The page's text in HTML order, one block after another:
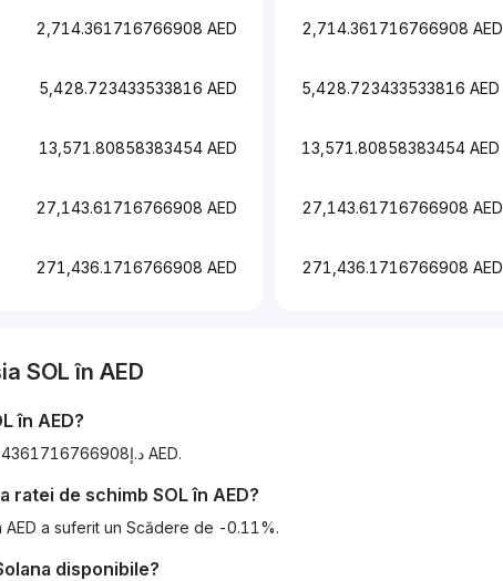
2,714.361716766908 AED
5,428.723433533816 AED
13,571.80858383454 AED
27,143.61716766908 AED
271,436.1716766908 AED
2,714.361716766908 AED
5,428.723433533816 AED
13,571.80858383454 AED
27,143.61716766908 AED
271,436.1716766908 AED
SOL în AED
în AED?
Începând de astăzi, 1 SOL este echivalent cu د.إ271.4361716766908 AED.
ratei de schimb SOLîn AED?
a suferit un Scădere de -0.11%.
disponibile?